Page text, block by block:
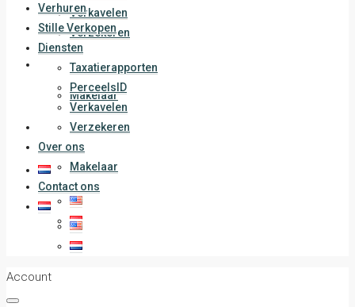
Verkavelen
Verzekeren
Over ons
Makelaar
Contact ons
Verhuren
Stille Verkopen
Diensten
Taxatierapporten
PerceelsID
Verkavelen
Verzekeren
Over ons
Makelaar
Contact ons
Account